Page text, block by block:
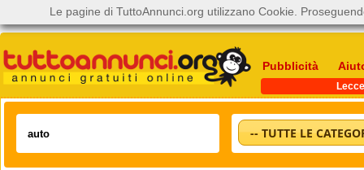
Pubblicità
Lecce
-- TUTTE LE
Le pagine di TuttoAnnunci.org utilizzano Cookie.